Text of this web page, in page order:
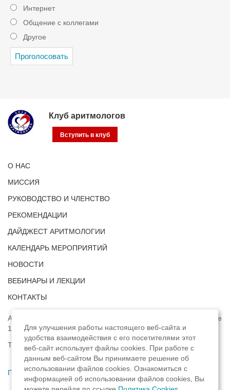
Интернет
Общение с коллегами
Другое
Клуб аритмологов
Вступить в клуб
О НАС
МИССИЯ
РУКОВОДСТВО И ЧЛЕНСТВО
РЕКОМЕНДАЦИИ
ДАЙДЖЕСТ АРИТМОЛОГИИ
КАЛЕНДАРЬ МЕРОПРИЯТИЙ
НОВОСТИ
ВЕБИНАРЫ И ЛЕКЦИИ
КОНТАКТЫ
Адрес: г. Москва, ул. Профсоюзная, д. 93А, этаж 4, помещение
1, комната 32.
Телефон:
8 (8422) 33-15-88
Политика конфиденциальности,
Для улучшения работы настоящего веб-сайта и
удобства взаимодействия с его посетителями этот
веб-сайт использует файлы cookies. При работе с
данным веб-сайтом Вы принимаете решение об
использовании файлов cookies. Ознакомиться с
информацией об использовании файлов cookies, Вы